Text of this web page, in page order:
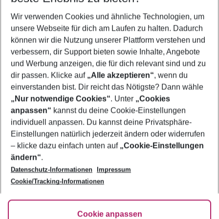
2 Erwachsene Keine Kinder
Mehr Filter anzeigen
Footer
Footer navigation
Über uns
AGB
Bestpreisgarantie
Cookie-Einstellungen ändern
Cookie-Richtlinie
Agenturbetreuung
Barrierefreies Reisen
FAQ
HanseMerkur Reiseversicherung
Folge uns
Wir verwenden Cookies und ähnliche Technologien, um
unsere Webseite für dich am Laufen zu halten. Dadurch
können wir die Nutzung unserer Plattform verstehen und
verbessern, dir Support bieten sowie Inhalte, Angebote
und Werbung anzeigen, die für dich relevant sind und zu
dir passen. Klicke auf „Alle akzeptieren“, wenn du
einverstanden bist. Dir reicht das Nötigste? Dann wähle
„Nur notwendige Cookies“. Unter „Cookies
anpassen“ kannst du deine Cookie-Einstellungen
individuell anpassen. Du kannst deine Privatsphäre-
Einstellungen natürlich jederzeit ändern oder widerrufen
– klicke dazu einfach unten auf „Cookie-Einstellungen
ändern“.
Datenschutz-Informationen
Impressum
Cookie/Tracking-Informationen
Cookie anpassen